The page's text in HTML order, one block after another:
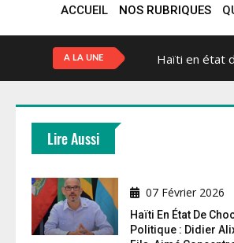
ACCUEIL NOS RUBRIQUES
A LA UNE Haïti en état
Lire Aussi
07 Février 2026
Haïti En État De
Politique : Didier